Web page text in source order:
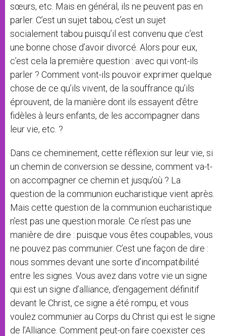
sœurs, etc. Mais en général, ils ne peuvent pas en
parler. C’est un sujet tabou, c’est un sujet
socialement tabou puisqu’il est convenu que c’est
une bonne chose d’avoir divorcé. Alors pour eux,
c’est cela la première question : avec qui vont-ils
parler ? Comment vont-ils pouvoir exprimer quelque
chose de ce qu’ils vivent, de la souffrance qu’ils
éprouvent, de la manière dont ils essayent d’être
fidèles à leurs enfants, de les accompagner dans
leur vie, etc. ?
Dans ce cheminement, cette réflexion sur leur vie, si
un chemin de conversion se dessine, comment va-t-
on accompagner ce chemin et jusqu’où ? La
question de la communion eucharistique vient après.
Mais cette question de la communion eucharistique
n’est pas une question morale. Ce n’est pas une
manière de dire : puisque vous êtes coupables, vous
ne pouvez pas communier. C’est une façon de dire :
nous sommes devant une sorte d’incompatibilité
entre les signes. Vous avez dans votre vie un signe
qui est un signe d’alliance, d’engagement définitif
devant le Christ, ce signe a été rompu, et vous
voulez communier au Corps du Christ qui est le signe
de l’Alliance. Comment peut-on faire coexister ces